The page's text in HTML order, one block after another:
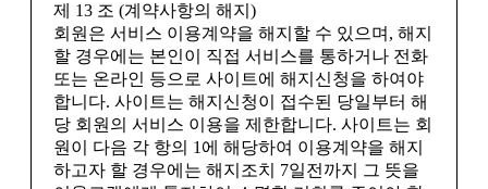
제 13 조 (계약사항의 해지)
회원은 서비스 이용계약을 해지할 수 있으며, 해지
할 경우에는 본인이 직접 서비스를 통하거나 전화
또는 온라인 등으로 사이트에 해지신청을 하여야
합니다. 사이트는 해지신청이 접수된 당일부터 해
당 회원의 서비스 이용을 제한합니다. 사이트는 회
원이 다음 각 항의 1에 해당하여 이용계약을 해지
하고자 할 경우에는 해지조치 7일전까지 그 뜻을